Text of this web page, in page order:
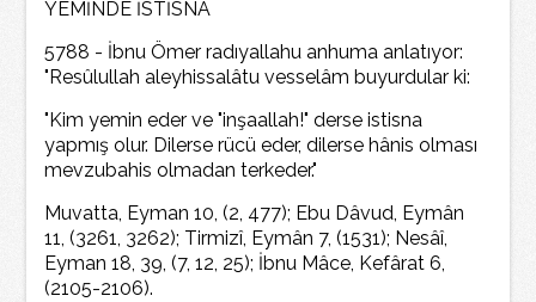
YEMİNDE İSTİSNA
5788 - İbnu Ömer radıyallahu anhuma anlatıyor:
"Resûlullah aleyhissalâtu vesselâm buyurdular ki:
"Kim yemin eder ve "inşaallah!" derse istisna
yapmış olur. Dilerse rücü eder, dilerse hânis olması
mevzubahis olmadan terkeder."
Muvatta, Eyman 10, (2, 477); Ebu Dâvud, Eymân
11, (3261, 3262); Tirmizî, Eymân 7, (1531); Nesâî,
Eyman 18, 39, (7, 12, 25); İbnu Mâce, Kefârat 6,
(2105-2106).